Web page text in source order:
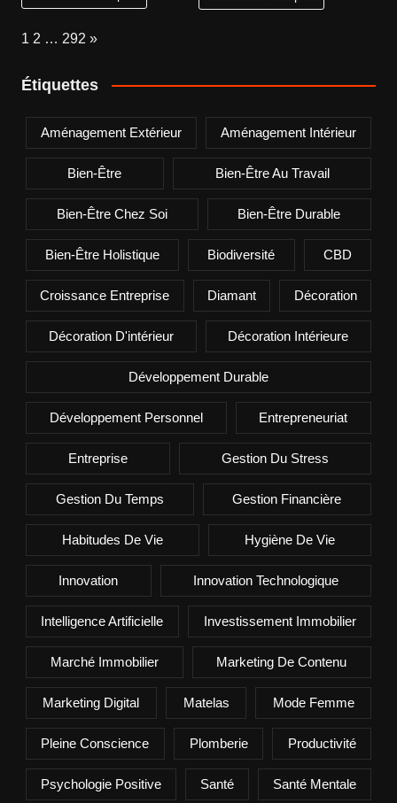
Page:
1 2 … 292 Next
»
Étiquettes
Aménagement Extérieur Aménagement Intérieur
Bien-Être Bien-Être Au Travail
Bien-Être Chez Soi Bien-Être Durable
Bien-Être Holistique Biodiversité CBD
Croissance Entreprise Diamant Décoration
Décoration D'intérieur Décoration Intérieure
Développement Durable
Développement Personnel Entrepreneuriat
Entreprise Gestion Du Stress
Gestion Du Temps Gestion Financière
Habitudes De Vie Hygiène De Vie
Innovation Innovation Technologique
Intelligence Artificielle Investissement Immobilier
Marché Immobilier Marketing De Contenu
Marketing Digital Matelas Mode Femme
Pleine Conscience Plomberie Productivité
Psychologie Positive Santé Santé Mentale